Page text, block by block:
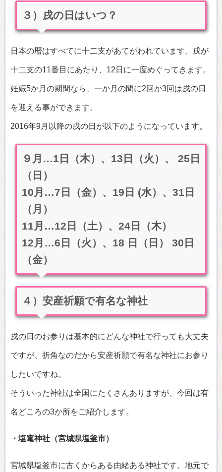
３）戌の日はいつ？
日本の暦はすべてに十二支があてがわれています。戌が
十二支の11番目にあたり、12日に一度めぐってきます。
妊娠5か月の期間なら、一か月の間に2回か3回は戌の日
を迎える事ができます。
2016年9月以降の戌の日が以下のようになっています。
９月…1日（木）、13日（火）、 25日
（日）
10月…7日（金）、19日 (水）、31日
（月）
11月…12日（土）、24日（木）
12月…6日（火）、18 日（日） 30日
（金）
４）安産祈願で有名な神社
戌の日のお参りは基本的にどんな神社で行っても大丈夫
ですが、折角なのだから安産祈願で有名な神社にお参り
したいですね。
そういった神社は全国にたくさんありますが、今回は有
名どころの3か所をご紹介します。
・塩竃神社（宮城県塩釜市）
宮城県塩釜市に古くからある由緒ある神社です。地元で